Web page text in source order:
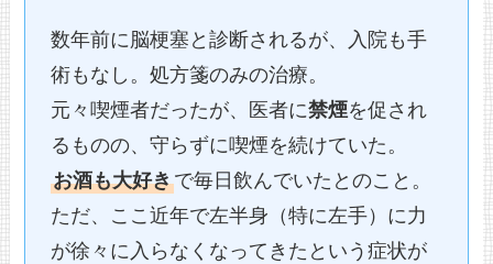
数年前に脳梗塞と診断されるが、入院も手
術もなし。処方箋のみの治療。
元々喫煙者だったが、医者に禁煙を促され
るものの、守らずに喫煙を続けていた。
お酒も大好きで毎日飲んでいたとのこと。
ただ、ここ近年で左半身（特に左手）に力
が徐々に入らなくなってきたという症状が